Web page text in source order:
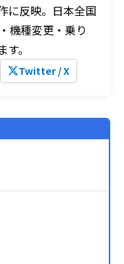
に反映。日本全国
機種変更・乗り
。
Twitter / X